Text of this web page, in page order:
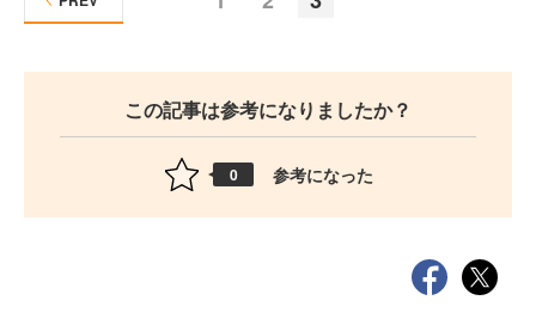
この記事は参考になりましたか？
0 参考になった